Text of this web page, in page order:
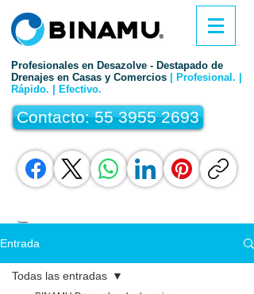
Profesionales en Desazolve - Destapado de
Drenajes en Casas y Comercios
| Profesional. |
Rápido. | Efectivo.
Contacto: 55 3955 2693
Entrada
Todas las entradas